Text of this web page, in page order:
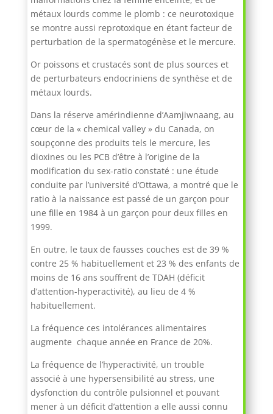
métaux lourds comme le plomb : ce neurotoxique
se montre aussi reprotoxique en étant facteur de
perturbation de la spermatogénèse et le mercure.
Or poissons et crustacés sont de plus sources et
de perturbateurs endocriniens de synthèse et de
métaux lourds.
Dans la réserve amérindienne d’Aamjiwnaang, au
cœur de la « chemical valley » du Canada, on
soupçonne des produits tels le mercure, les
dioxines ou les PCB d’être à l’origine de la
modification du sex-ratio constaté : une étude
conduite par l’université d’Ottawa, a montré que le
ratio à la naissance est passé de un garçon pour
une fille en 1984 à un garçon pour deux filles en
1999.
En outre, le taux de fausses couches est de 39 %
contre 25 % habituellement et 23 % des enfants de
moins de 16 ans souffrent de TDAH (déficit
d’attention-hyperactivité), au lieu de 4 %
habituellement.
La fréquence ces intolérances alimentaires
augmente chaque année en France de 20%.
La fréquence de l’hyperactivité, un trouble
associé à une hypersensibilité au stress, une
dysfonction du contrôle pulsionnel et pouvant
mener à un déficit d’attention a elle aussi connu